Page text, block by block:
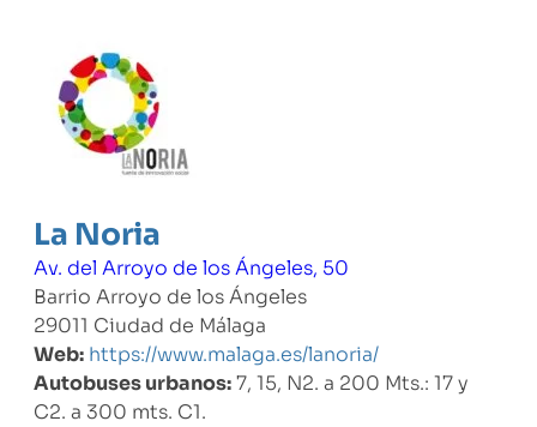
La Noria
Av. del Arroyo de los Ángeles, 50
Barrio Arroyo de los Ángeles
29011 Ciudad de Málaga
Web: https://www.malaga.es/lanoria/
Autobuses urbanos:7, 15, N2. a 200 Mts.: 17 y
C2. a 300 mts. C1.